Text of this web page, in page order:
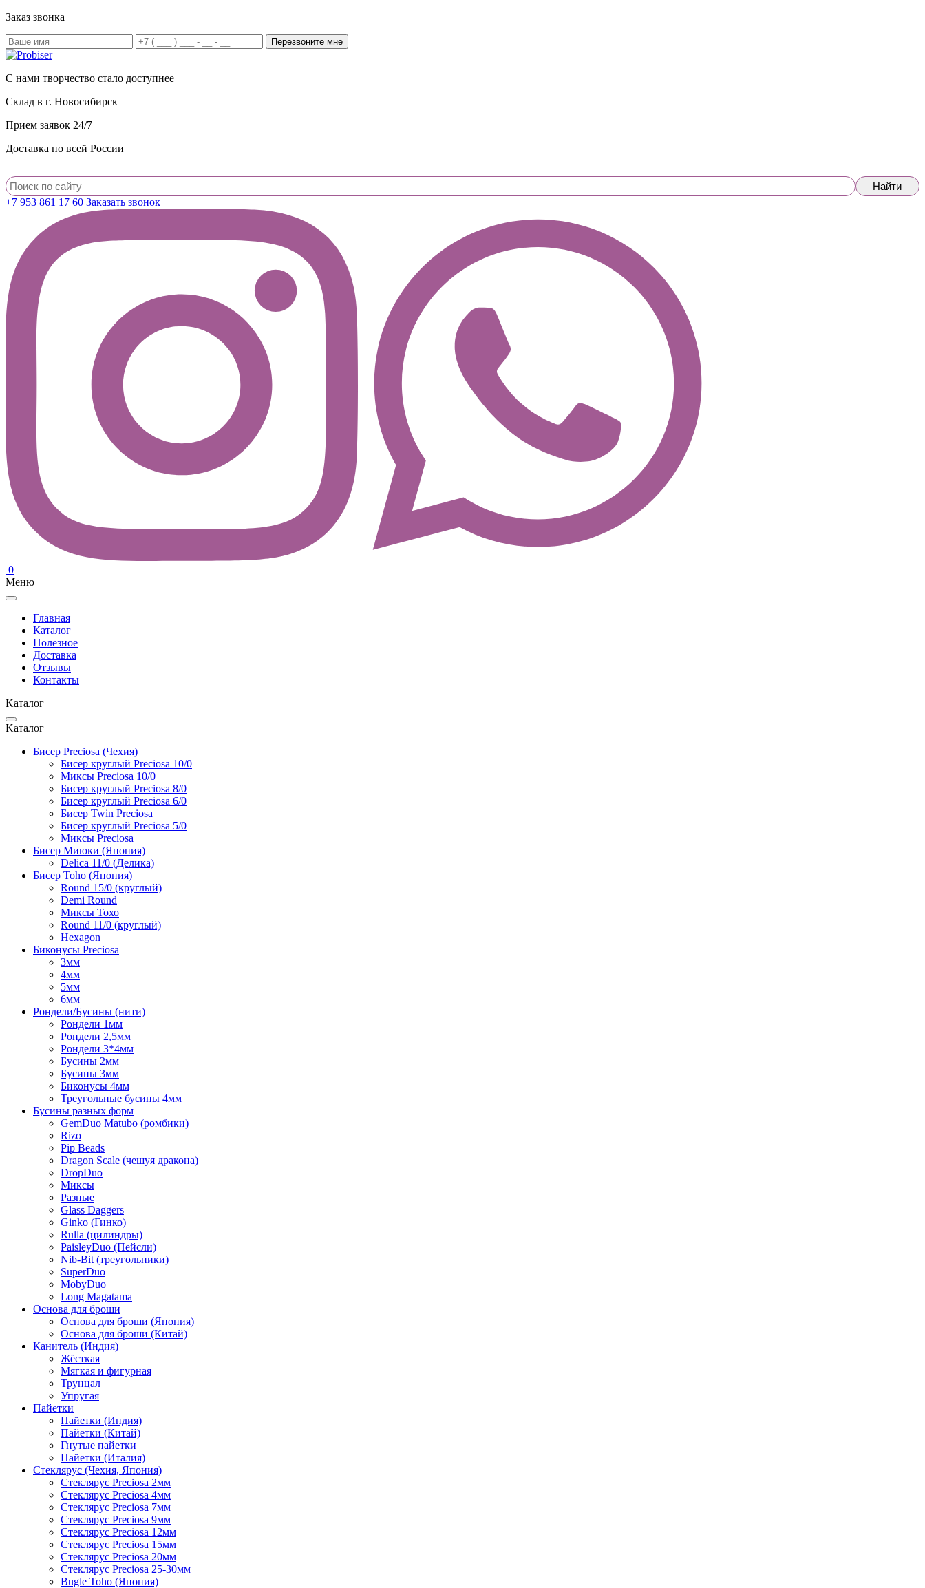
Заказ звонка
С нами творчество стало доступнее
Склад в г. Новосибирск
Прием заявок 24/7
Доставка по всей России
+7 953 861 17 60 Заказать звонок
0
Меню
Главная
Каталог
Полезное
Доставка
Отзывы
Контакты
Kаталог
Kаталог
Бисер Preciosa (Чехия)
Бисер круглый Preciosa 10/0
Миксы Preciosa 10/0
Бисер круглый Preciosa 8/0
Бисер круглый Preciosa 6/0
Бисер Twin Preciosa
Бисер круглый Preciosa 5/0
Миксы Preciosa
Бисер Миюки (Япония)
Delica 11/0 (Делика)
Бисер Toho (Япония)
Round 15/0 (круглый)
Demi Round
Миксы Тохо
Round 11/0 (круглый)
Hexagon
Биконусы Preciosa
3мм
4мм
5мм
6мм
Рондели/Бусины (нити)
Рондели 1мм
Рондели 2,5мм
Рондели 3*4мм
Бусины 2мм
Бусины 3мм
Биконусы 4мм
Треугольные бусины 4мм
Бусины разных форм
GemDuo Matubo (ромбики)
Rizo
Pip Beads
Dragon Scale (чешуя дракона)
DropDuo
Миксы
Разные
Glass Daggers
Ginko (Гинко)
Rulla (цилиндры)
PaisleyDuo (Пейсли)
Nib-Bit (треугольники)
SuperDuo
MobyDuo
Long Magatama
Основа для броши
Основа для броши (Япония)
Основа для броши (Китай)
Канитель (Индия)
Жёсткая
Мягкая и фигурная
Трунцал
Упругая
Пайетки
Пайетки (Индия)
Пайетки (Китай)
Гнутые пайетки
Пайетки (Италия)
Стеклярус (Чехия, Япония)
Стеклярус Preciosa 2мм
Стеклярус Preciosa 4мм
Стеклярус Preciosa 7мм
Стеклярус Preciosa 9мм
Стеклярус Preciosa 12мм
Стеклярус Preciosa 15мм
Стеклярус Preciosa 20мм
Стеклярус Preciosa 25-30мм
Bugle Toho (Япония)